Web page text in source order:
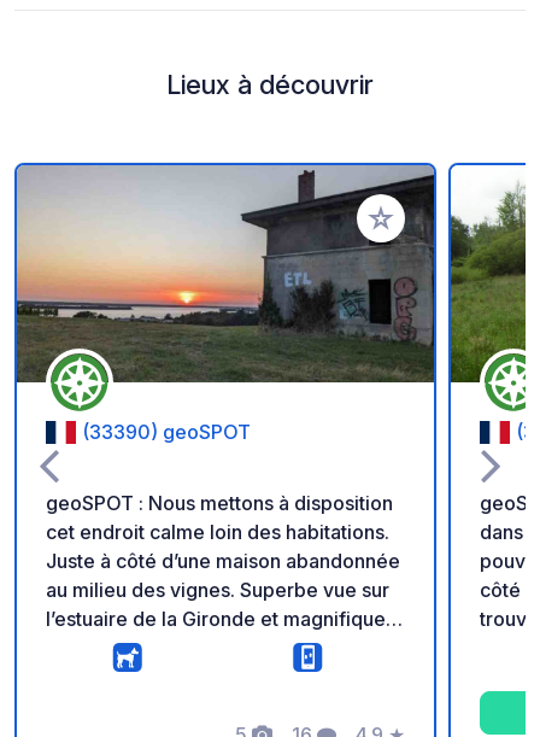
Lieux à découvrir
Ajouter à vos
(33390) geoSPOT
geoSPOT : Nous mettons à disposition
cet endroit calme loin des habitations.
Juste à côté d’une maison abandonnée
au milieu des vignes. Superbe vue sur
l’estuaire de la Gironde et magnifique
coucher de soleil. Avec accès libre.
Seule recommandation : laisser le lieu
dans
côté